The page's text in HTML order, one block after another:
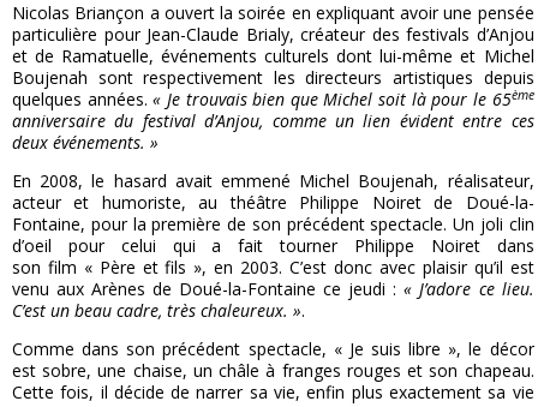
Nicolas Briançon a ouvert la soirée en expliquant avoir une pensée
particulière pour Jean-Claude Brialy, créateur des festivals d’Anjou
et de Ramatuelle, événements culturels dont lui-même et Michel
Boujenah sont respectivement les directeurs artistiques depuis
quelques années.« Je trouvaisbien que Michel soit là pour le 65ème
anniversaire du festival d’Anjou, comme un lien évident entre ces
deux événements. »
En 2008, le hasard avait emmené Michel Boujenah, réalisateur,
acteur et humoriste, au théâtre Philippe Noiret de Doué-la-
Fontaine, pour la première de son précédent spectacle. Un joli clin
d’oeil pour celui qui a fait tourner Philippe Noiret dans
son film « Père et fils », en 2003. C’est donc avec plaisir qu’il est
venu aux Arènes de Doué-la-Fontaine ce jeudi :« J’adore ce lieu.
C’est un beau cadre, très chaleureux. ».
Comme dans son précédent spectacle, « Je suis libre », le décor
est sobre, une chaise, un châle à franges rouges et son chapeau.
Cette fois, il décide de narrer sa vie, enfin plus exactement sa vie